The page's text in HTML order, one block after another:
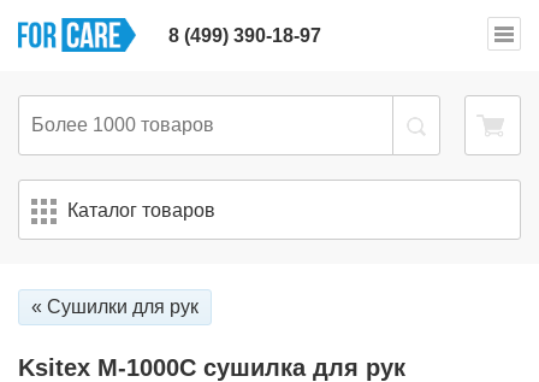
8 (499) 390-18-97
Каталог товаров
« Сушилки для рук
Ksitex M-1000C сушилка для рук